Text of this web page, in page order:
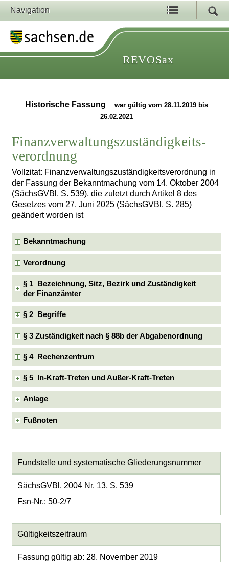
Navigation
REVOSax
Historische Fassung
war gültig vom 28.11.2019 bis
26.02.2021
Finanzverwaltungszuständigkeits­
verordnung
Vollzitat: Finanzverwaltungszuständigkeits­verordnung in
der Fassung der Bekanntmachung vom 14. Oktober 2004
(SächsGVBl. S. 539), die zuletzt durch Artikel 8 des
Gesetzes vom 27. Juni 2025 (SächsGVBl. S. 285)
geändert worden ist
Bekanntmachung
Verordnung
§ 1 Bezeichnung, Sitz, Bezirk und Zuständigkeit
der Finanzämter
§ 2 Begriffe
§ 3 Zuständigkeit nach § 88b der Abgabenordnung
§ 4 Rechenzentrum
§ 5 In-Kraft-Treten und Außer-Kraft-Treten
Anlage
Fußnoten
Fundstelle und systematische Gliederungsnummer
SächsGVBl. 2004 Nr. 13, S. 539
Fsn-Nr.: 50-2/7
Gültigkeitszeitraum
Fassung gültig ab: 28. November 2019